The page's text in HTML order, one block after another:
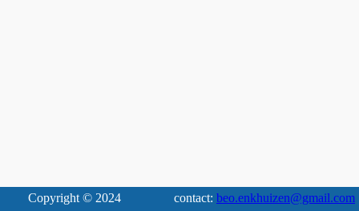
Copyright © 2024 contact: beo.enkhuizen@gmail.com